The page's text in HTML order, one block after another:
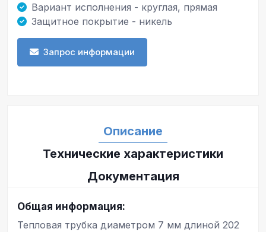
Вариант исполнения - круглая, прямая
Защитное покрытие - никель
Запрос информации
Описание
Технические характеристики
Документация
Общая информация:
Тепловая трубка диаметром 7 мм длиной 202